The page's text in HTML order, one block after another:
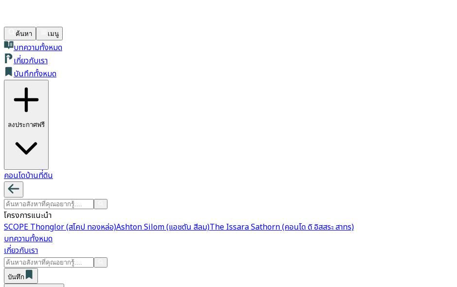
ค้นหา เมนู
บทความทั้งหมด
เกี่ยวกับเรา
บันทึกทั้งหมด
ลงประกาศฟรี
คอนโดบ้านที่ดิน
โครงการแนะนำ
SCOPE Thonglor (สโคป ทองหล่อ)Ashton Silom (แอชตัน สีลม)The Issara Sathorn (คอนโด ดิ อิสสระ สาทร)
บทความทั้งหมด
เกี่ยวกับเรา
บันทึก